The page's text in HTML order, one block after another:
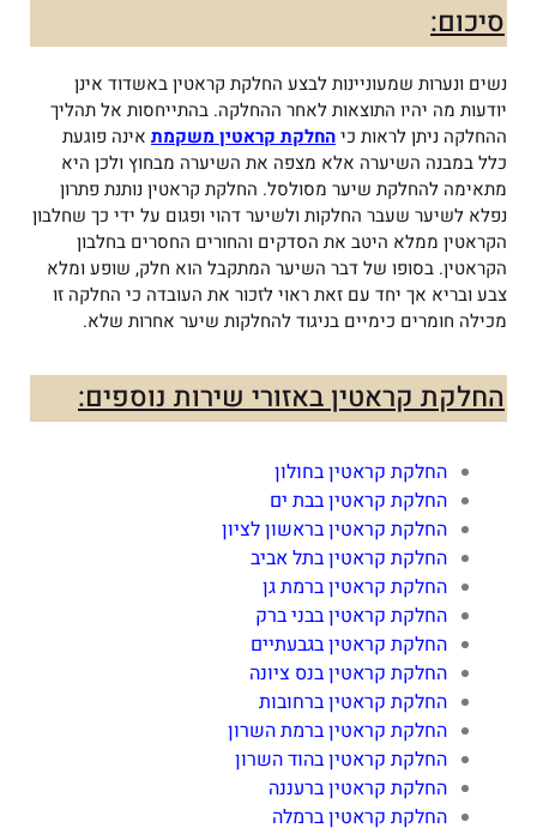
סיכום:
נשים ונערות שמעוניינות לבצע החלקת קראטין באשדוד אינן
יודעות מה יהיו התוצאות לאחר ההחלקה. בהתייחסות אל תהליך
ההחלקה ניתן לראות כיהחלקת קראטין משקמת אינה פוגעת
כלל במבנה השיערה אלא מצפה את השיערה מבחוץ ולכן היא
מתאימה להחלקת שיער מסולסל. החלקת קראטין נותנת פתרון
נפלא לשיער שעבר החלקות ולשיער דהוי ופגום על ידי כך שחלבון
הקראטין ממלא היטב את הסדקים והחורים החסרים בחלבון
הקראטין. בסופו של דבר השיער המתקבל הוא חלק, שופע ומלא
צבע ובריא אך יחד עם זאת ראוי לזכור את העובדה כי החלקה זו
מכילה חומרים כימיים בניגוד להחלקות שיער אחרות שלא.
החלקת קראטין באזורי שירות נוספים:
החלקת קראטין בחולון
החלקת קראטין בבת ים
החלקת קראטין בראשון לציון
החלקת קראטין בתל אביב
החלקת קראטין ברמת גן
החלקת קראטין בבני ברק
החלקת קראטין בגבעתיים
החלקת קראטין בנס ציונה
החלקת קראטין ברחובות
החלקת קראטין ברמת השרון
החלקת קראטין בהוד השרון
החלקת קראטין ברעננה
החלקת קראטין ברמלה